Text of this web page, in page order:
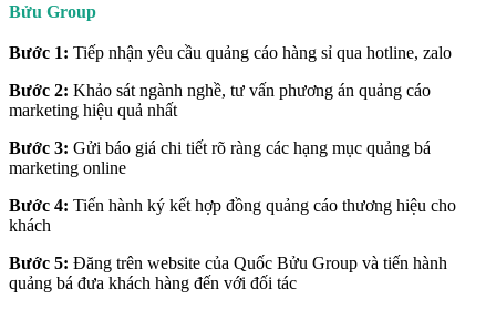
Bửu Group
Bước 1: Tiếp nhận yêu cầu quảng cáo hàng sỉ qua hotline, zalo
Bước 2: Khảo sát ngành nghề, tư vấn phương án quảng cáo
marketing hiệu quả nhất
Bước 3: Gửi báo giá chi tiết rõ ràng các hạng mục quảng bá
marketing online
Bước 4: Tiến hành ký kết hợp đồng quảng cáo thương hiệu cho
khách
Bước 5: Đăng trên website của Quốc Bửu Group và tiến hành
quảng bá đưa khách hàng đến với đối tác